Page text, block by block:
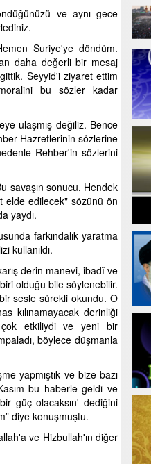
ve aynı gece
Suriye'ye döndüm.
daha değerli bir mesaj
Seyyid'i ziyaret ettim
bu sözler kadar
ulaşmış değiliz. Bence
Hazretlerinin sözlerine
Rehber'in sözlerini
savaşın sonucu, Hendek
elde edilecek" sözünü ön
yaydı.
farkındalık yaratma
kullanıldı.
derin manevi, ibadî ve
olduğu bile söylenebilir.
sesle sürekli okundu. O
kılınamayacak derinliği
çok etkiliydi ve yeni bir
böylece düşmanla
yapmıştık ve bize bazı
bu haberle geldi ve
güç olacaksın' dediğini
diye konuşmuştu.
ve Hizbullah'ın diğer